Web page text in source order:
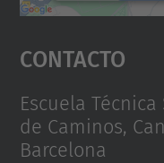
powered
Contacto
Escuela
de Caminos,
Barcelona